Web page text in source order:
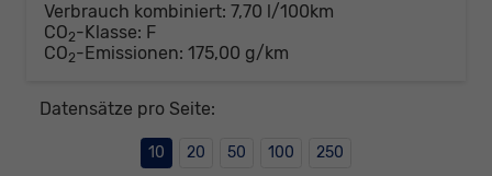
Verbrauch kombiniert: 7,70 l/100km
CO2-Klasse: F
CO2-Emissionen: 175,00 g/km
Datensätze pro Seite:
10 20 50 100 250